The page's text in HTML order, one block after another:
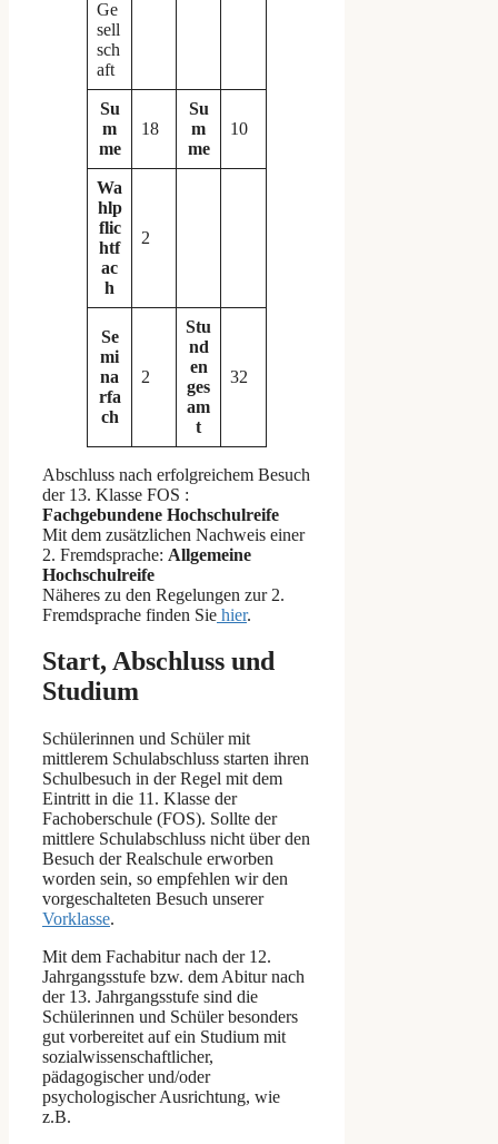
Ge
sell
sch
aft
Su
m
me
18
Su
m
me
10
Wa
hlp
flic
htf
ac
h
2
Se
mi
na
rfa
ch
2
Stu
nd
en
ges
am
t
32
Abschluss nach erfolgreichem Besuch
der 13. Klasse FOS :
Fachgebundene Hochschulreife
Mit dem zusätzlichen Nachweis einer
2. Fremdsprache: Allgemeine
Hochschulreife
Näheres zu den Regelungen zur 2.
Fremdsprache finden Sie hier.
Start, Abschluss und
Studium
Schülerinnen und Schüler mit
mittlerem Schulabschluss starten ihren
Schulbesuch in der Regel mit dem
Eintritt in die 11. Klasse der
Fachoberschule (FOS). Sollte der
mittlere Schulabschluss nicht über den
Besuch der Realschule erworben
worden sein, so empfehlen wir den
vorgeschalteten Besuch unserer
Vorklasse.
Mit dem Fachabitur nach der 12.
Jahrgangsstufe bzw. dem Abitur nach
der 13. Jahrgangsstufe sind die
Schülerinnen und Schüler besonders
gut vorbereitet auf ein Studium mit
sozialwissenschaftlicher,
pädagogischer und/oder
psychologischer Ausrichtung, wie
z.B.